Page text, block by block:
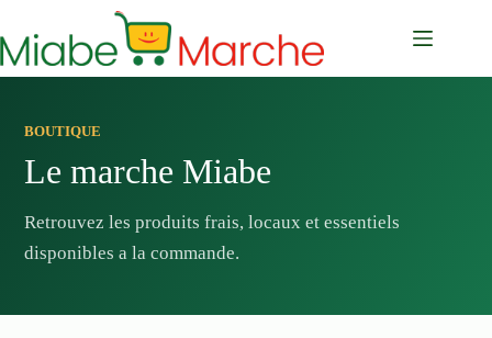
contenu
BOUTIQUE
Le marche Miabe
Retrouvez les produits frais, locaux et essentiels
disponibles a la commande.